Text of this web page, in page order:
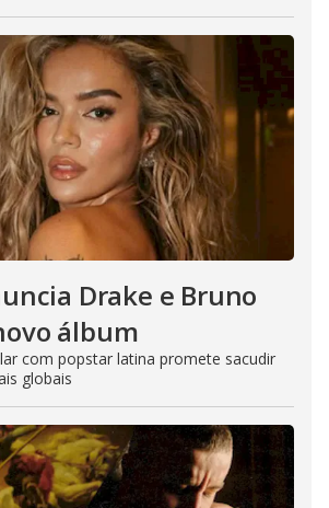
Drake e Bruno
álbum
com popstar latina promete sacudir
globais